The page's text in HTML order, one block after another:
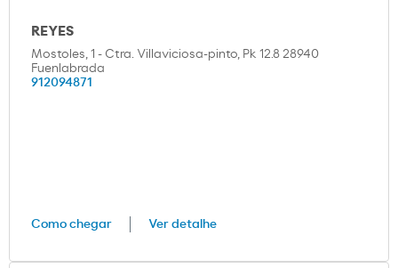
REYES
Mostoles, 1 - Ctra. Villaviciosa-pinto, Pk 12.8 28940
Fuenlabrada
912094871
Como chegar Ver detalhe